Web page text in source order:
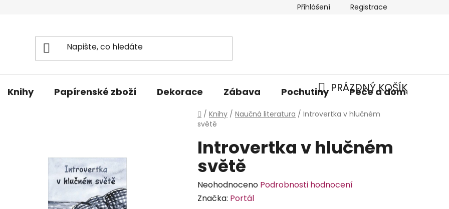
Přihlášení Registrace
NÁKUPNÍ
PRÁZDNÝ KOŠÍK
Knihy Papírenské zboží Dekorace Zábava Pochutiny Péče a domácnost
Domů
/ Knihy / Naučná literatura / Introvertka v hlučném
světě
Introvertka v hlučném
světě
Průměrné
hodnocení
Neohodnoceno Podrobnosti hodnocení
Značka: Portál